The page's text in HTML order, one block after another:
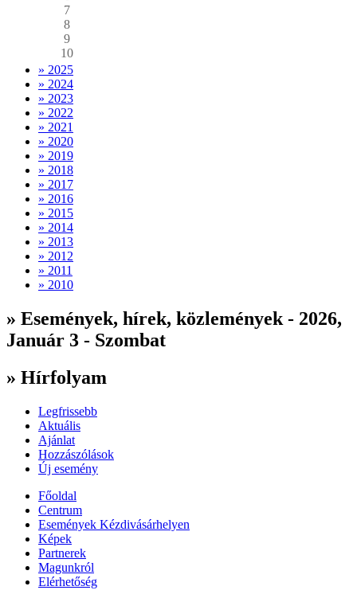
7
8
9
10
» 2025
» 2024
» 2023
» 2022
» 2021
» 2020
» 2019
» 2018
» 2017
» 2016
» 2015
» 2014
» 2013
» 2012
» 2011
» 2010
» Események, hírek, közlemények - 2026,
Január 3 - Szombat
» Hírfolyam
Legfrissebb
Aktuális
Ajánlat
Hozzászólások
Új esemény
Főoldal
Centrum
Események Kézdivásárhelyen
Képek
Partnerek
Magunkról
Elérhetőség